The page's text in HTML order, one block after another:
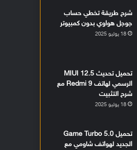
شرح طريقة تخطي حساب
جوجل هواوي بدون كمبيوتر
18 يوليو 2025
تحميل تحديث MIUI 12.5
الرسمي لهاتف Redmi 9 مع
شرح التثبيت
18 يوليو 2025
تحميل Game Turbo 5.0
الجديد لهواتف شاومي مع